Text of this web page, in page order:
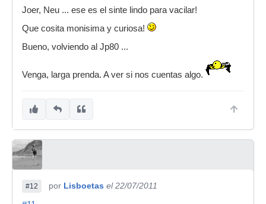
Joer, Neu ... ese es el sinte lindo para vacilar!
Que cosita monisima y curiosa!
Bueno, volviendo al Jp80 ...
Venga, larga prenda. A ver si nos cuentas algo.
#12 por Lisboetas el 22/07/2011